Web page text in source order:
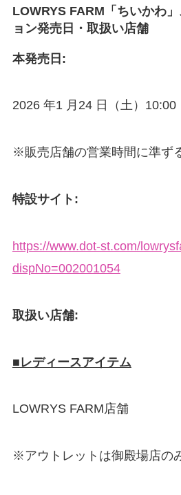
LOWRYS FARM「ちいかわ
ョン発売日・取扱い店舗
本発売日:
2026 年1 月24 日（土）10:00
※販売店舗の営業時間に準ず
特設サイト:
https://www.dot-st.com/
dispNo=002001054
取扱い店舗:
■レディースアイテム
LOWRYS FARM店舗
※アウトレットは御殿場店の